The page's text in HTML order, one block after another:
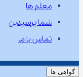
معلم ها
شما پرسیدین
تماس با ما
گواهی ها